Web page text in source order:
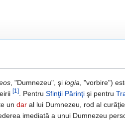
, "Dumnezeu", şi logia, "vorbire")
[1]. Pentru Sfinţii Părinţi şi pentru
un dar al lui Dumnezeu, rod al
imediată a unui Dumnezeu